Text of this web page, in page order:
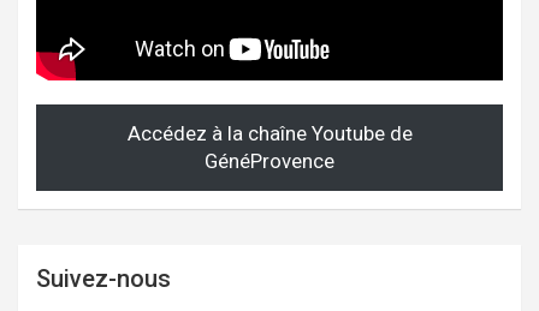
Accédez à la chaîne Youtube de
GénéProvence
Suivez-nous